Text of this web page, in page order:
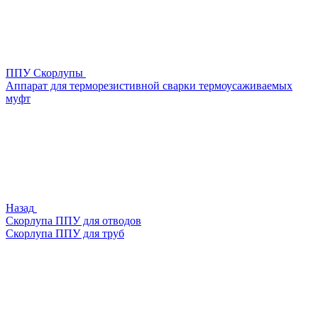
ППУ Скорлупы
Аппарат для терморезистивной сварки термоусаживаемых
муфт
Назад
Скорлупа ППУ для отводов
Скорлупа ППУ для труб